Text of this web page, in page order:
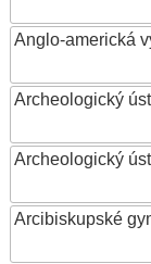
Anglo-americká
Archeologický
Archeologický
Arcibiskupské